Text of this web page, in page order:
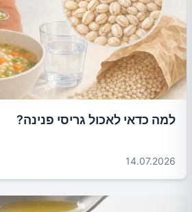
למה כדאי לאכול גריסי פנינה?
14.07.2026